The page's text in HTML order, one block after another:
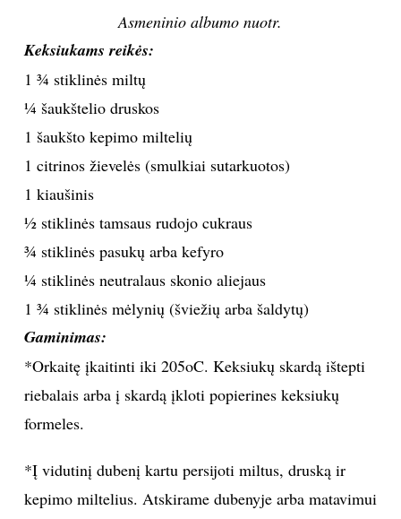
ĮDOMYBĖS
ISTORIJA
KNYGOS
NAMAI
VIRTUVĖ
RECEPTAI
KONTAKTAI
Asmeninio albumo nuotr.
Keksiukams reikės:
1 ¾ stiklinės miltų
¼ šaukštelio druskos
1 šaukšto kepimo miltelių
1 citrinos žievelės (smulkiai sutarkuotos)
1 kiaušinis
½ stiklinės tamsaus rudojo cukraus
¾ stiklinės pasukų arba kefyro
¼ stiklinės neutralaus skonio aliejaus
1 ¾ stiklinės mėlynių (šviežių arba šaldytų)
Gaminimas:
*Orkaitę įkaitinti iki 205oC. Keksiukų skardą ištepti
riebalais arba į skardą įkloti popierines keksiukų
formeles.
*Į vidutinį dubenį kartu persijoti miltus, druską ir
kepimo miltelius. Atskirame dubenyje arba matavimui